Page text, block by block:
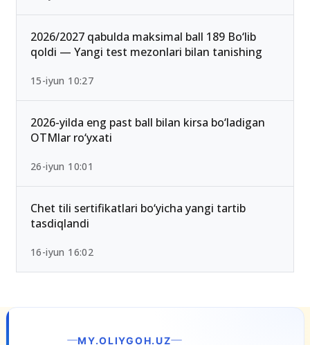
2026/2027 qabulda maksimal ball 189 Bo‘lib
qoldi — Yangi test mezonlari bilan tanishing
15-iyun 10:27
2026-yilda eng past ball bilan kirsa bo‘ladigan
OTMlar ro‘yxati
26-iyun 10:01
Chet tili sertifikatlari bo‘yicha yangi tartib
tasdiqlandi
16-iyun 16:02